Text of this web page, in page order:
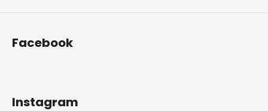
Facebook
Instagram